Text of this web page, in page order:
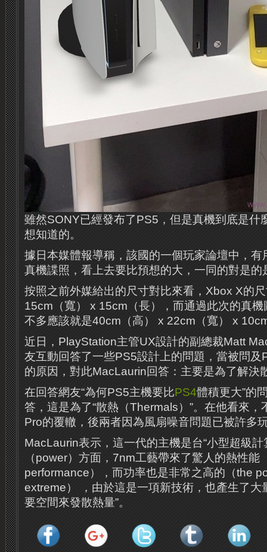
雖然SONY已經發布了PS5，但是真機到底是什
想知道的。
據日本媒體報導稱，該國的一個玩家論壇中，
真機諜照，看上去要比預想的大，一同的對是
按照之前外媒給出的尺寸對比來看，Xbox X的
15cm（寬） x 15cm（長），而通過此次的真
不多應該就是40cm（高） x 22cm（寬） x
近日，PlayStation主管UX設計的副總裁Matt
友互動回答了一些PS5設計上的問題，當被問及
的原因，對此MacLaurin回答：主要是為了解決
在回答網友“為何PS5主機要比PS4體積更大”的
答，這是為了“散熱（Thermals）”。在他看來，
Pro的覆轍，後兩者因為風扇噪音問題已被許多
MacLaurin表示，這一代的主機是台“小型超級計
（power）方面，7nm工藝帶來了驚人的熱性能
performance），而功率也是非常之高的（the
extreme） ，由於這是一項新技術，也產生了大
要空間來發散熱量”。